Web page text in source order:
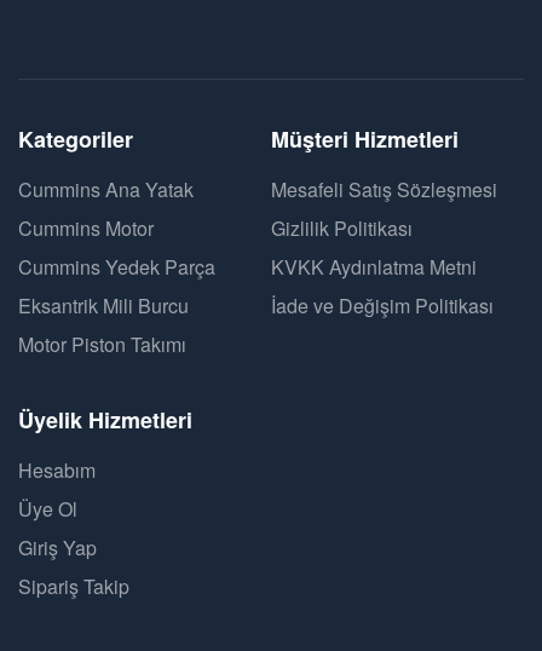
Kategoriler
Cummins Ana Yatak
Cummins Motor
Cummins Yedek Parça
Eksantrik Mili Burcu
Motor Piston Takımı
Müşteri Hizmetleri
Mesafeli Satış Sözleşmesi
Gizlilik Politikası
KVKK Aydınlatma Metni
İade ve Değişim Politikası
Üyelik Hizmetleri
Hesabım
Üye Ol
Giriş Yap
Sipariş Takip